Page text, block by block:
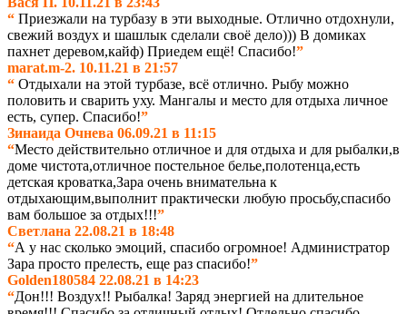
“ Приезжали на турбазу в эти выходные. Отлично отдохнули,
свежий воздух и шашлык сделали своё дело))) В домиках
пахнет деревом,кайф) Приедем ещё! Спасибо!”
marat.m-2. 10.11.21 в 21:57
“ Отдыхали на этой турбазе, всё отлично. Рыбу можно
половить и сварить уху. Мангалы и место для отдыха личное
есть, супер. Спасибо!”
Зинаида Очнева 06.09.21 в 11:15
“Место действительно отличное и для отдыха и для рыбалки,в
доме чистота,отличное постельное белье,полотенца,есть
детская кроватка,Зара очень внимательна к
отдыхающим,выполнит практически любую просьбу,спасибо
вам большое за отдых!!!”
Светлана 22.08.21 в 18:48
“А у нас сколько эмоций, спасибо огромное! Администратор
Зара просто прелесть, еще раз спасибо!”
Golden180584 22.08.21 в 14:23
“Дон!!! Воздух!! Рыбалка! Заряд энергией на длительное